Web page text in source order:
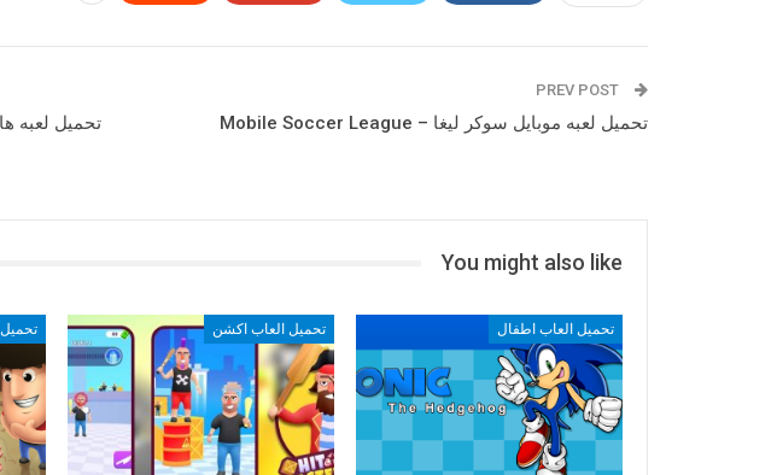
تحميل لعبه موبايل سوكر ليغا – Mobile Soccer League
You might also like
تحميل العاب اطفال تحميل العاب اكشن تحميل